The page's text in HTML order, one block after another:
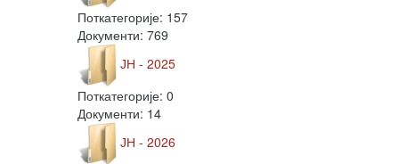
Поткатегорије: 157
Документи: 769
ЈН - 2025
Поткатегорије: 0
Документи: 14
ЈН - 2026